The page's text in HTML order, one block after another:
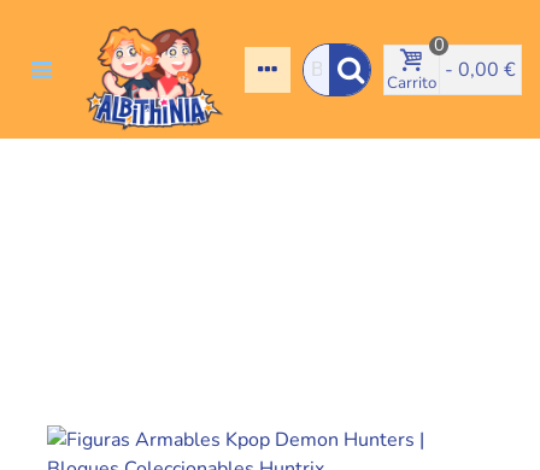
Carrito
0
- 0,00 €